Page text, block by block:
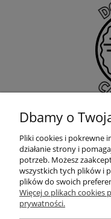
Dbamy o
Pliki cookies i pokrewne
działanie strony i
potrzeb. Możesz
wszystkich tych plików i
plików do swoich
Więcej o plikach cookies
prywatności.